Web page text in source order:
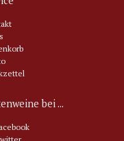
bei ...